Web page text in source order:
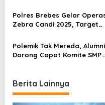
t
o
n
Selidiki Motif Pelaku
Polres Brebes Gelar
Zebra Candi 2025, Target
Pelanggaran Lalu Lintas
Polemik Tak Mereda, Alumni
Dorong Copot Komite SMPN
Berita Lainnya